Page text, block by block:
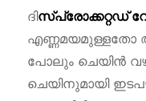
ദിസ്പ്രോക്കറ്റഡ്
എണ്ണമയമുള്ളതോ
പോലും ചെയിൻ
ചെയിനുമായി